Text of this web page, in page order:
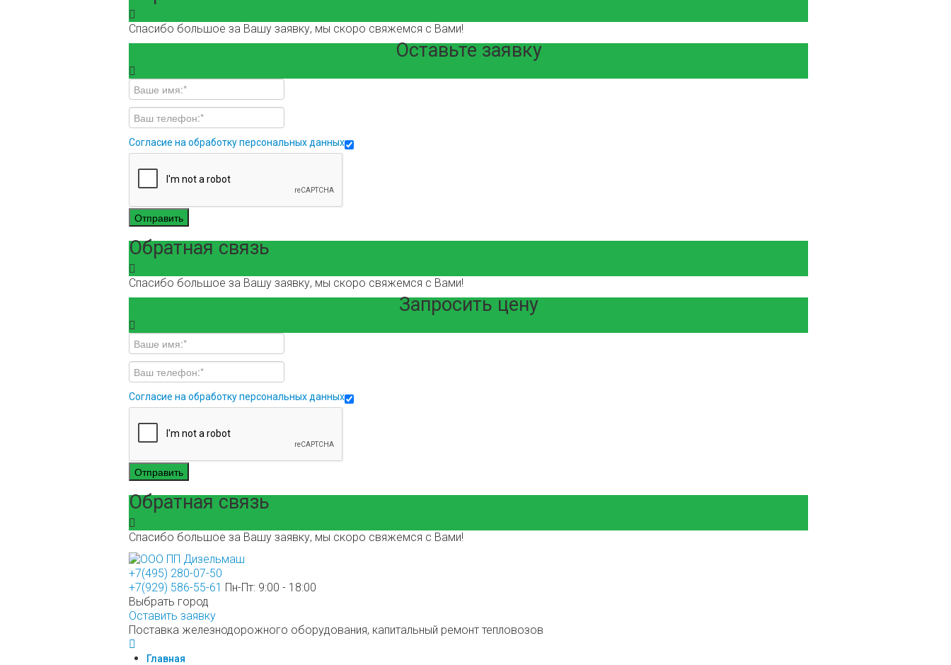
Спасибо большое за Вашу заявку, мы скоро свяжемся с Вами!
Оставьте заявку
Согласие на обработку персональных данных
Отправить
Обратная связь
Спасибо большое за Вашу заявку, мы скоро свяжемся с Вами!
Запросить цену
Согласие на обработку персональных данных
Отправить
Обратная связь
Спасибо большое за Вашу заявку, мы скоро свяжемся с Вами!
+7(495) 280-07-50
+7(929) 586-55-61 Пн-Пт: 9:00 - 18:00
Выбрать город
Оставить заявку
Поставка железнодорожного оборудования, капитальный ремонт тепловозов
Главная